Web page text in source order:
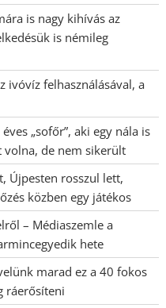
is nagy kihívás az
is némileg
ivóvíz felhasználásával, a
„sofőr”, aki egy nála is
de nem sikerült
Újpesten rosszul lett,
közben egy játékos
– Médiaszemle a
hete
marad ez a 40 fokos
ráerősíteni